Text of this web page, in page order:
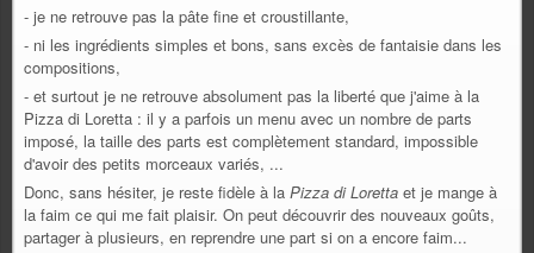
- je ne retrouve pas la pâte fine et croustillante,
- ni les ingrédients simples et bons, sans excès de fantaisie dans les
compositions,
- et surtout je ne retrouve absolument pas la liberté que j'aime à la
Pizza di Loretta : il y a parfois un menu avec un nombre de parts
imposé, la taille des parts est complètement standard, impossible
d'avoir des petits morceaux variés, ...
Donc, sans hésiter, je reste fidèle à la Pizza di Loretta et je mange à
la faim ce qui me fait plaisir. On peut découvrir des nouveaux goûts,
partager à plusieurs, en reprendre une part si on a encore faim...